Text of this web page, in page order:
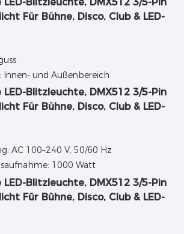
und Außenbereich
AC 100–240 V, 50/60 Hz
1000 Watt